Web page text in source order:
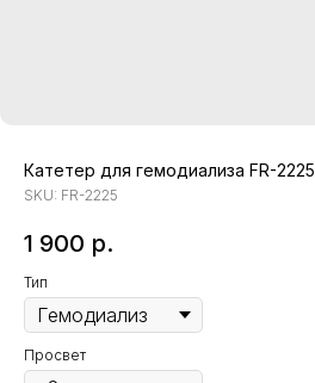
Катетер для гемодиализа FR-2225
SKU: FR-2225
1 900 р.
Тип
Просвет